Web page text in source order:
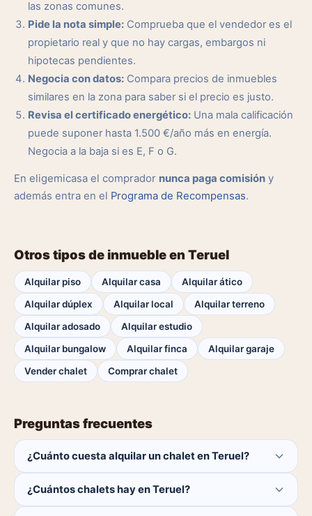
las zonas comunes.
Pide la nota simple: Comprueba que el vendedor es el
propietario real y que no hay cargas, embargos ni
hipotecas pendientes.
Negocia con datos: Compara precios de inmuebles
similares en la zona para saber si el precio es justo.
Revisa el certificado energético: Una mala calificación
puede suponer hasta 1.500 €/año más en energía.
Negocia a la baja si es E, F o G.
En eligemicasa el comprador nunca paga comisión y
además entra en el Programa de Recompensas.
Otros tipos de inmueble en Teruel
Alquilar piso Alquilar casa
Alquilar ático
Alquilar dúplex
Alquilar local
Alquilar terreno
Alquilar adosado
Alquilar estudio
Alquilar bungalow
Alquilar finca
Alquilar garaje
Vender chalet
Comprar chalet
Preguntas frecuentes
¿Cuánto cuesta alquilar un chalet en Teruel?
¿Cuántos chalets hay en Teruel?